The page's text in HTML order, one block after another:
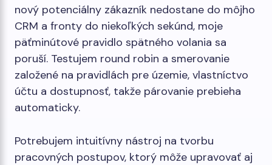
nový potenciálny zákazník nedostane do môjho
CRM a fronty do niekoľkých sekúnd, moje
päťminútové pravidlo spätného volania sa
poruší. Testujem round robin a smerovanie
založené na pravidlách pre územie, vlastníctvo
účtu a dostupnosť, takže párovanie prebieha
automaticky.
Potrebujem intuitívny nástroj na tvorbu
pracovných postupov, ktorý môže upravovať aj